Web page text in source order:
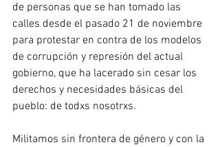
de personas que se han tomado las
calles desde el pasado 21 de noviembre
para protestar en contra de los modelos
de corrupción y represión del actual
gobierno, que ha lacerado sin cesar los
derechos y necesidades básicas del
pueblo: de todxs nosotrxs.
Militamos sin frontera de género y con la